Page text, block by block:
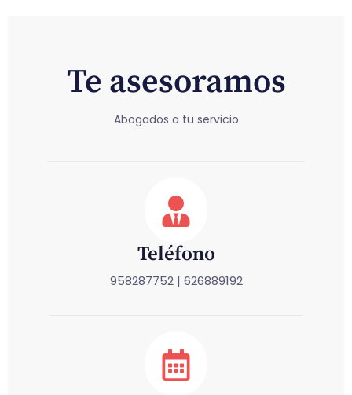
Te asesoramos
Abogados a tu servicio
Teléfono
958287752 | 626889192